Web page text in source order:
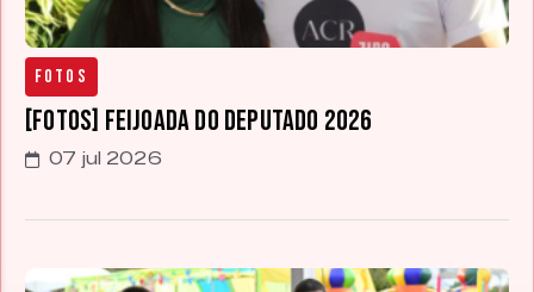
Fotos
[FOTOS] Feijoada do Deputado 2026
07 jul 2026